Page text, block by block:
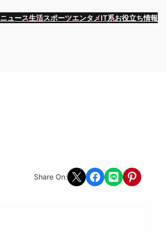
ニュース生活スポーツエンタメIT系お役立ち情報
Share On: Share on X Share on Facebook
Share on LINEShare on